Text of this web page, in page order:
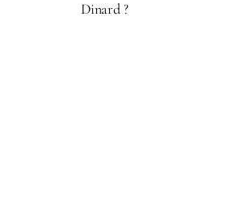
Dinard ?